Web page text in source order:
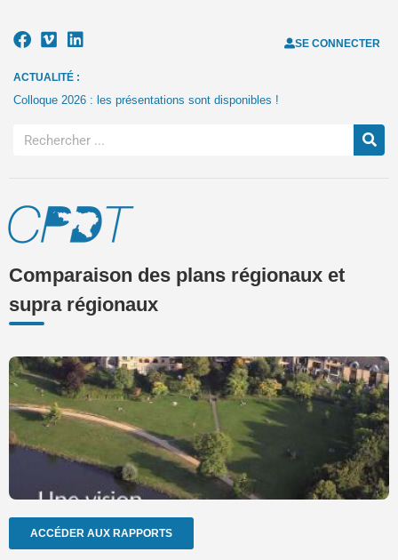
SE CONNECTER
ACTUALITÉ :
Colloque 2026 : les présentations sont disponibles !
Comparaison des plans régionaux et
supra régionaux
ACCÉDER AUX RAPPORTS